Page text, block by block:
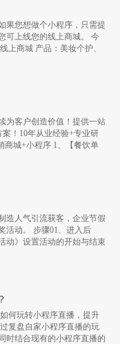
果您想做个小程序，只需提
可上线您的线上商城。 今
上商城 产品：美妆个护、
为客户创造价值！提供一站
！10年从业经验+专业研
商城+小程序 1、【餐饮单
造人气引流获客，企业节假
活动。 步骤01、进入后
动》设置活动的开始与结束
何玩转小程序直播，提升
复盘自家小程序直播的玩
时结合现有的小程序直播的